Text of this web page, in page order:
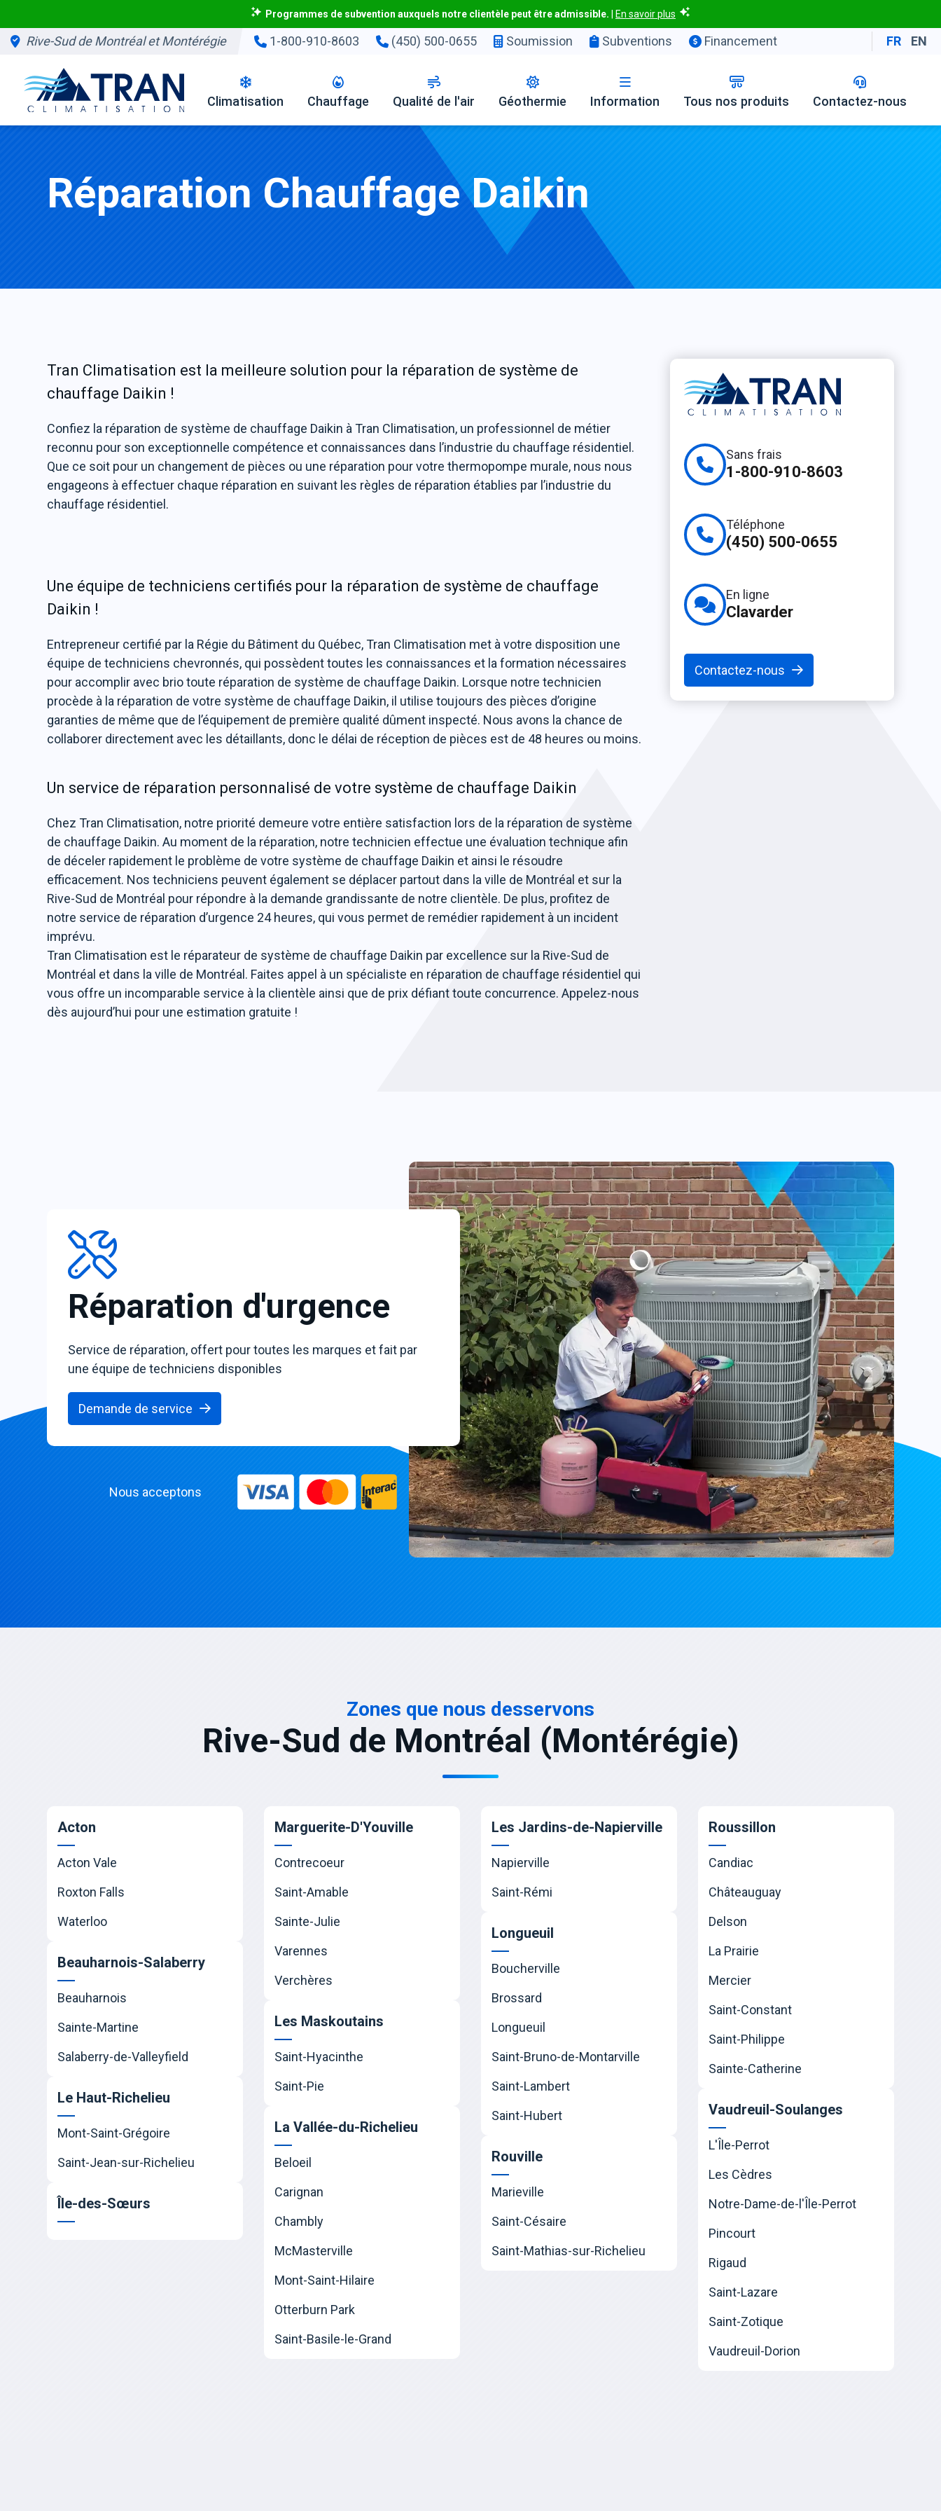
Programmes de subvention auxquels notre clientèle peut être admissible. En savoir plus
Rive-Sud de Montréal et Montérégie 1-800-910-8603 (450) 500-0655 Soumission Subventions Financement FR EN
Climatisation Chauffage Qualité de l'air Géothermie Information Tous nos produits Contactez-nous
Réparation Chauffage Daikin
Tran Climatisation est la meilleure solution pour la réparation de système de
chauffage Daikin !
Confiez la réparation de système de chauffage Daikin à Tran Climatisation, un professionnel de métier
reconnu pour son exceptionnelle compétence et connaissances dans l’industrie du chauffage résidentiel.
Que ce soit pour un changement de pièces ou une réparation pour votre thermopompe murale, nous nous
engageons à effectuer chaque réparation en suivant les règles de réparation établies par l’industrie du
chauffage résidentiel.
Une équipe de techniciens certifiés pour la réparation de système de chauffage
Daikin !
Entrepreneur certifié par la Régie du Bâtiment du Québec, Tran Climatisation met à votre disposition une
équipe de techniciens chevronnés, qui possèdent toutes les connaissances et la formation nécessaires
pour accomplir avec brio toute réparation de système de chauffage Daikin. Lorsque notre technicien
procède à la réparation de votre système de chauffage Daikin, il utilise toujours des pièces d’origine
garanties de même que de l’équipement de première qualité dûment inspecté. Nous avons la chance de
collaborer directement avec les détaillants, donc le délai de réception de pièces est de 48 heures ou moins.
Un service de réparation personnalisé de votre système de chauffage Daikin
Chez Tran Climatisation, notre priorité demeure votre entière satisfaction lors de la réparation de système
de chauffage Daikin. Au moment de la réparation, notre technicien effectue une évaluation technique afin
de déceler rapidement le problème de votre système de chauffage Daikin et ainsi le résoudre
efficacement. Nos techniciens peuvent également se déplacer partout dans la ville de Montréal et sur la
Rive-Sud de Montréal pour répondre à la demande grandissante de notre clientèle. De plus, profitez de
notre service de réparation d’urgence 24 heures, qui vous permet de remédier rapidement à un incident
imprévu.
Tran Climatisation est le réparateur de système de chauffage Daikin par excellence sur la Rive-Sud de
Montréal et dans la ville de Montréal. Faites appel à un spécialiste en réparation de chauffage résidentiel qui
vous offre un incomparable service à la clientèle ainsi que de prix défiant toute concurrence. Appelez-nous
dès aujourd’hui pour une estimation gratuite !
Sans frais
1-800-910-8603
Téléphone
(450) 500-0655
En ligne
Clavarder
Contactez-nous
Réparation d'urgence
Service de réparation, offert pour toutes les marques et fait par
une équipe de techniciens disponibles
Demande de service
Nous acceptons
Zones que nous desservons
Rive-Sud de Montréal (Montérégie)
Acton
Acton Vale
Roxton Falls
Waterloo
Beauharnois-Salaberry
Beauharnois
Sainte-Martine
Salaberry-de-Valleyfield
Le Haut-Richelieu
Mont-Saint-Grégoire
Saint-Jean-sur-Richelieu
Île-des-Sœurs
Marguerite-D'Youville
Contrecoeur
Saint-Amable
Sainte-Julie
Varennes
Verchères
Les Maskoutains
Saint-Hyacinthe
Saint-Pie
La Vallée-du-Richelieu
Beloeil
Carignan
Chambly
McMasterville
Mont-Saint-Hilaire
Otterburn Park
Saint-Basile-le-Grand
Les Jardins-de-Napierville
Napierville
Saint-Rémi
Longueuil
Boucherville
Brossard
Longueuil
Saint-Bruno-de-Montarville
Saint-Lambert
Saint-Hubert
Rouville
Marieville
Saint-Césaire
Saint-Mathias-sur-Richelieu
Roussillon
Candiac
Châteauguay
Delson
La Prairie
Mercier
Saint-Constant
Saint-Philippe
Sainte-Catherine
Vaudreuil-Soulanges
L'Île-Perrot
Les Cèdres
Notre-Dame-de-l'Île-Perrot
Pincourt
Rigaud
Saint-Lazare
Saint-Zotique
Vaudreuil-Dorion